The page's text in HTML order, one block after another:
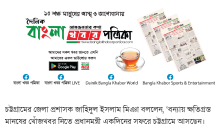
চট্টগ্রামের জেলা প্রশাসক জাহিদুল ইসলাম মিঞা বললেন, ‘বন্যায় ক্ষতিগ্রস্ত
মানুষের খোঁজখবর নিতে প্রধানমন্ত্রী একদিনের সফরে চট্টগ্রামে আসছেন।